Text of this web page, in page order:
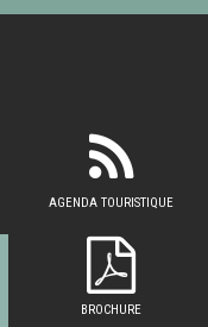
AGENDA TOURISTIQUE
BROCHURE